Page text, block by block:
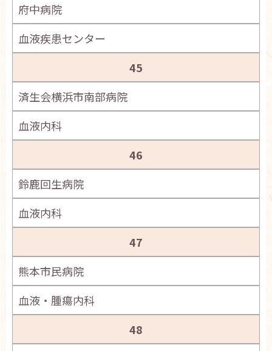
府中病院
血液疾患センター
45
済生会横浜市南部病院
血液内科
46
鈴鹿回生病院
血液内科
47
熊本市民病院
血液・腫瘍内科
48